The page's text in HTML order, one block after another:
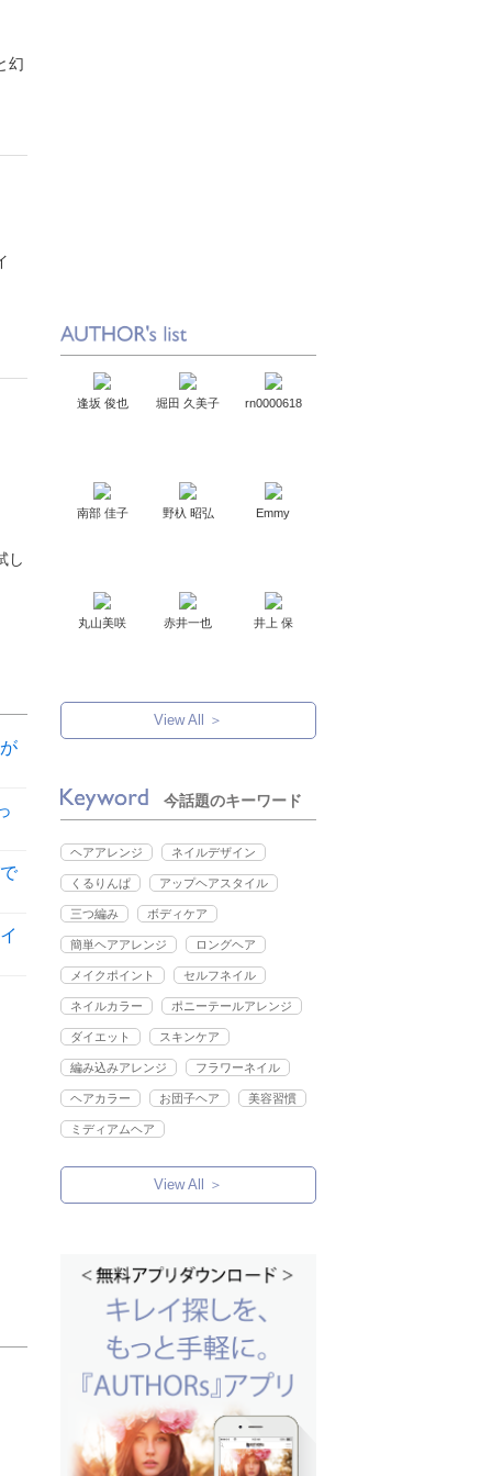
幻
し
逢坂 俊也 堀田 久美子 rn0000618
南部 佳子 野杁 昭弘 Emmy
丸山美咲 赤井一也 井上 保
View All ＞
今話題のキーワード
ヘアアレンジ ネイルデザイン
くるりんぱ アップヘアスタイル
三つ編み ボディケア
簡単ヘアアレンジ ロングヘア
メイクポイント セルフネイル
ネイルカラー ポニーテールアレンジ
ダイエット スキンケア
編み込みアレンジ フラワーネイル
ヘアカラー お団子ヘア 美容習慣
ミディアムヘア
View All ＞